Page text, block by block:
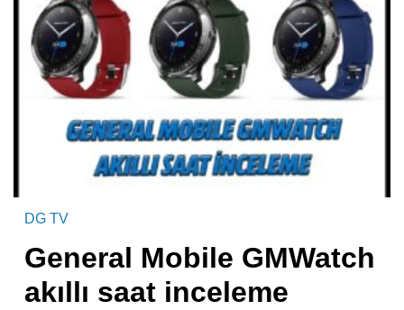
DG TV
General Mobile GMWatch
akıllı saat inceleme